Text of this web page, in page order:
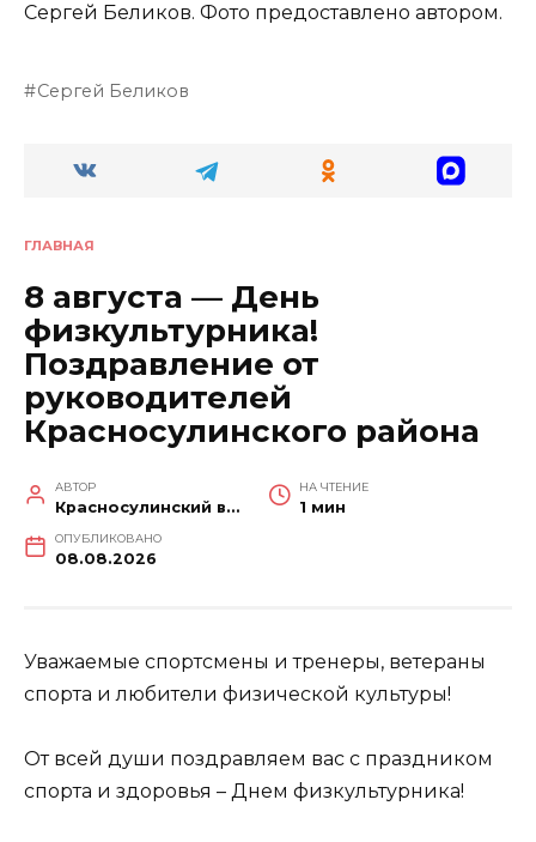
Сергей Беликов. Фото предоставлено автором.
Сергей Беликов
ГЛАВНАЯ
8 августа — День
физкультурника!
Поздравление от
руководителей
Красносулинского района
АВТОР
Красносулинский вестник
НА ЧТЕНИЕ
1 мин
ОПУБЛИКОВАНО
08.08.2026
Уважаемые спортсмены и тренеры, ветераны
спорта и любители физической культуры!
От всей души поздравляем вас с праздником
спорта и здоровья – Днем физкультурника!